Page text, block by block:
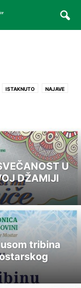
ISTAKNUTO NAJAVE
U
DŽAMIJI
tribina